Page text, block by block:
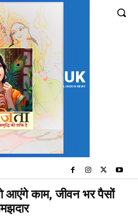
UK
LONDON NEWS
आएंगे काम, जीवन भर पैसों